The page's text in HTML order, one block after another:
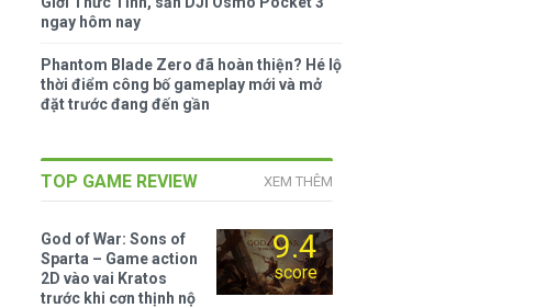
ngay hôm nay
Phantom Blade Zero đã hoàn thiện? Hé lộ
thời điểm công bố gameplay mới và mở
đặt trước đang đến gần
TOP GAME REVIEW XEM THÊM
9.4
score
God of War: Sons of
Sparta – Game action
2D vào vai Kratos
trước khi cơn thịnh nộ